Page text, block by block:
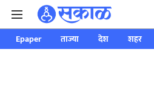
Epaper ताज्या देश शहर